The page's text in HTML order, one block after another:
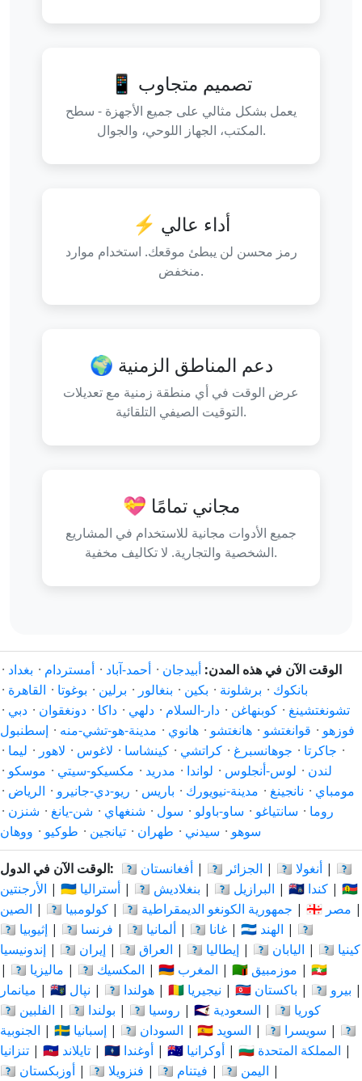
📱 تصميم متجاوب
يعمل بشكل مثالي على جميع الأجهزة - سطح
المكتب، الجهاز اللوحي، والجوال.
⚡ أداء عالي
رمز محسن لن يبطئ موقعك. استخدام موارد
منخفض.
🌍 دعم المناطق الزمنية
عرض الوقت في أي منطقة زمنية مع تعديلات
التوقيت الصيفي التلقائية.
💝 مجاني تمامًا
جميع الأدوات مجانية للاستخدام في المشاريع
الشخصية والتجارية. لا تكاليف مخفية.
الوقت الآن في هذه المدن: أبيدجان · أحمد-آباد · أمستردام · بغداد ·
بانكوك · برشلونة · بكين · بنغالور · برلين · بوغوتا · القاهرة ·
تشونغتشينغ · كوبنهاغن · دار-السلام · دلهي · داكا · دونغقوان · دبي ·
فوزهو · قوانغتشو · هانغتشو · هانوي · مدينة-هو-تشي-منه · إسطنبول
· جاكرتا · جوهانسبرغ · كراتشي · كينشاسا · لاغوس · لاهور · ليما ·
لندن · لوس-أنجلوس · لواندا · مدريد · مكسيكو-سيتي · موسكو ·
مومباي · نانجينغ · مدينة-نيويورك · باريس · ريو-دي-جانيرو · الرياض ·
روما · سانتياغو · ساو-باولو · سول · شنغهاي · شن-يانغ · شنزن ·
سوهو · سيدني · طهران · تيانجين · طوكيو · ووهان
الوقت الآن في الدول: 🇦🇫 أفغانستان | 🇩🇿 الجزائر | 🇦🇴 أنغولا | 🇦🇷
الأرجنتين | 🇦🇺 أستراليا | 🇧🇩 بنغلاديش | 🇧🇷 البرازيل | 🇨🇦 كندا | 🇨🇳
الصين | 🇨🇴 كولومبيا | 🇨🇩 جمهورية الكونغو الديمقراطية | 🇪🇬 مصر |
🇪🇹 إثيوبيا | 🇫🇷 فرنسا | 🇩🇪 ألمانيا | 🇬🇭 غانا | 🇮🇳 الهند | 🇮🇩
إندونيسيا | 🇮🇷 إيران | 🇮🇶 العراق | 🇮🇹 إيطاليا | 🇯🇵 اليابان |
🇰🇪 كينيا
|
🇲🇾 ماليزيا | 🇲🇽 المكسيك | 🇲🇦 المغرب | 🇲🇿 موزمبيق | 🇲🇲
ميانمار | 🇳🇵 نپال | 🇳🇱 هولندا | 🇳🇬 نيجيريا | 🇵🇰 باكستان | 🇵🇪 بيرو |
🇵🇭 الفلبين | 🇵🇱 بولندا | 🇷🇺 روسيا | 🇸🇦 السعودية | 🇰🇷 كوريا
الجنوبية | 🇪🇸 إسبانيا | 🇸🇩 السودان | 🇸🇪 السويد | 🇨🇭 سويسرا | 🇹🇿
تنزانيا | 🇹🇭 تايلاند | 🇺🇬 أوغندا | 🇺🇦 أوكرانيا | 🇬🇧 المملكة المتحدة |
🇺🇿 أوزبكستان | 🇻🇪 فنزويلا | 🇻🇳 فيتنام | 🇾🇪 اليمن |